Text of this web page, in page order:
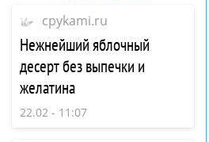
cpykami.ru
Нежнейший яблочный
десерт без выпечки и
желатина
22.02 - 11:07